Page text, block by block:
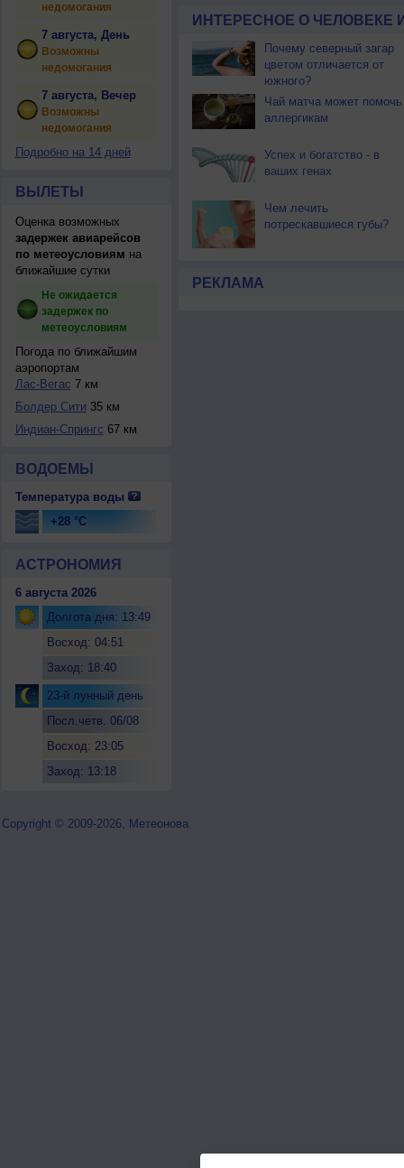
недомогания
7 августа, День
Возможны
недомогания
7 августа, Вечер
Возможны
недомогания
Подробно на 14 дней
ВЫЛЕТЫ
Оценка возможных
задержек авиарейсов
по метеоусловиям на
ближайшие сутки
Не ожидается
задержек по
метеоусловиям
Погода по ближайшим
аэропортам
Лас-Вегас 7 км
Болдер Сити 35 км
Индиан-Спрингс 67 км
ВОДОЕМЫ
Температура воды
+28 °C
АСТРОНОМИЯ
6 августа 2026
Долгота дня: 13:49
Восход: 04:51
Заход: 18:40
23-й лунный день
Посл.четв. 06/08
Восход: 23:05
Заход: 13:18
ИНТЕРЕСНОЕ О ЧЕЛОВЕКЕ
Почему северный загар
цветом отличается от
южного?
Чай матча может помочь
аллергикам
Успех и богатство - в
ваших генах
Чем лечить
потрескавшиеся губы?
РЕКЛАМА
Copyright © 2009-2026, Метеонова